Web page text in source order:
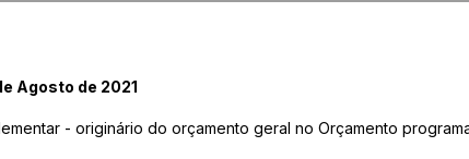
Agosto de 2021
- originário do orçamento geral no Orçamento